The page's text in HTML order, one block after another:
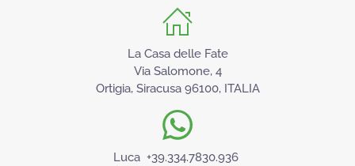
La Casa delle Fate
Via Salomone, 4
Ortigia, Siracusa 96100, ITALIA
Luca +39.334.7830.936